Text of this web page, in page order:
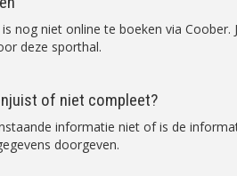
nog niet online te boeken via
deze sporthal.
of niet compleet?
informatie niet of is de
doorgeven.